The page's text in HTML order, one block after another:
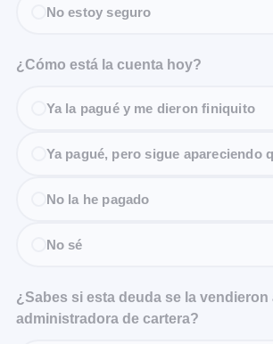
No estoy seguro
¿Cómo está la cuenta hoy?
Ya la pagué y me dieron finiquito
Ya pagué, pero sigue apareciendo
No la he pagado
No sé
¿Sabes si esta deuda se la vendieron
administradora de cartera?